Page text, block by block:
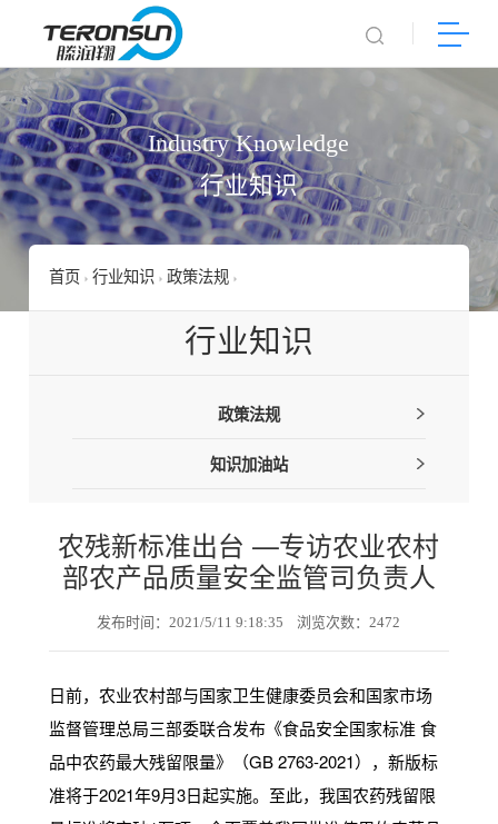
Industry Knowledge
行业知识
首页 行业知识 政策法规 农残新标准出台 —专访农业农村部
行业知识
政策法规
知识加油站
农残新标准出台 —专访农业农村
部农产品质量安全监管司负责人
发布时间：2021/5/11 9:18:35 浏览次数：2472
日前，农业农村部与国家卫生健康委员会和国家市场
监督管理总局三部委联合发布《食品安全国家标准 食
品中农药最大残留限量》（GB 2763-2021），新版标
准将于2021年9月3日起实施。至此，我国农药残留限